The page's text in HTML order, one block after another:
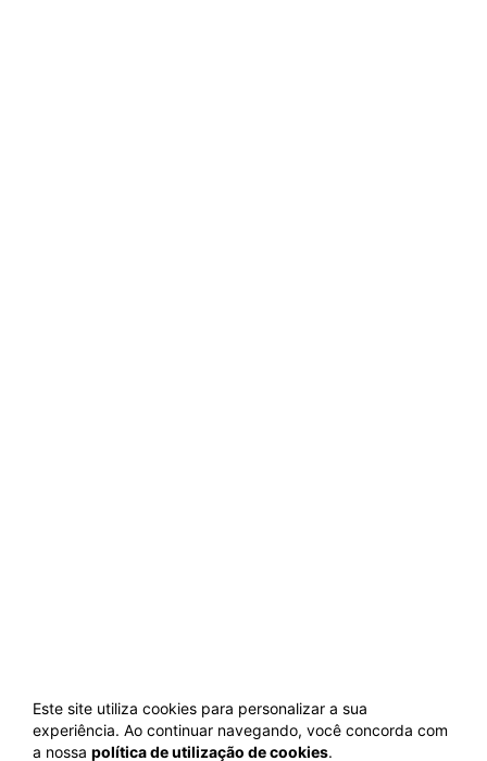
Este site utiliza cookies para personalizar a sua
experiência. Ao continuar navegando, você concorda com
a nossa política de utilização de cookies.